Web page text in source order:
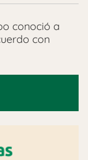
conoció a
con